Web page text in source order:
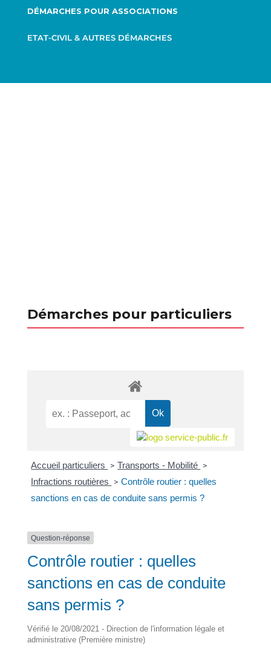
DÉMARCHES POUR ASSOCIATIONS
ETAT-CIVIL & AUTRES DÉMARCHES
Démarches pour particuliers
Accueil particuliers > Transports - Mobilité >
Infractions routières > Contrôle routier : quelles
sanctions en cas de conduite sans permis ?
Question-réponse
Contrôle routier : quelles
sanctions en cas de conduite
sans permis ?
Vérifié le 20/08/2021 - Direction de l'information légale et
administrative (Première ministre)